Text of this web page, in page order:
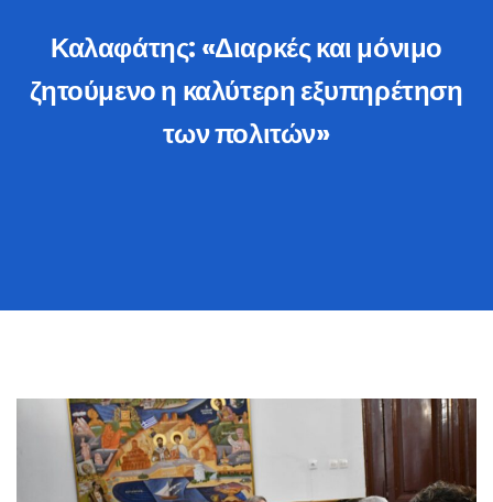
Καλαφάτης: «Διαρκές και μόνιμο
ζητούμενο η καλύτερη εξυπηρέτηση
των πολιτών»